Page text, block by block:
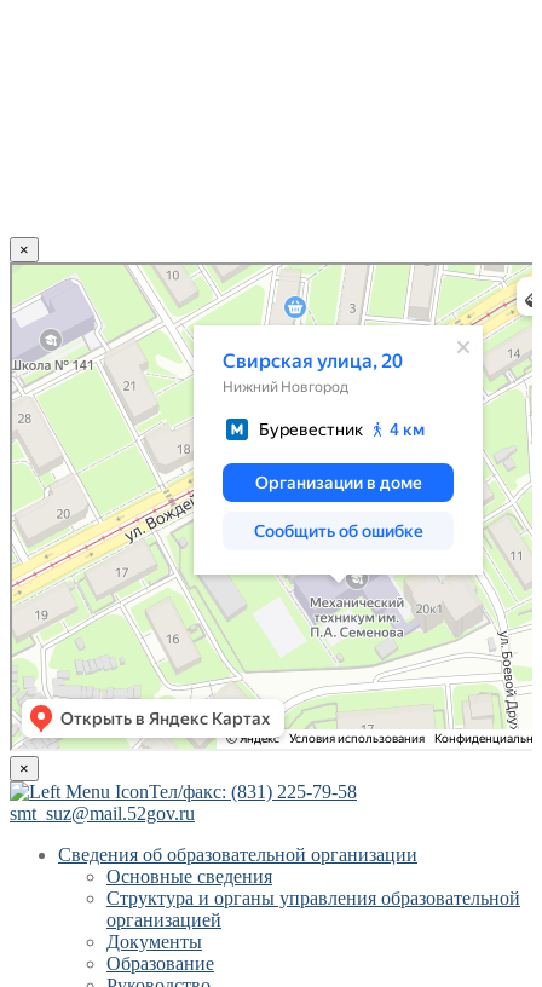
×
Нижний Новгород
Свирская улица, 20 — Яндекс.Карты
×
Тел/факс: (831) 225-79-58
smt_suz@mail.52gov.ru
Сведения об образовательной организации
Основные сведения
Структура и органы управления образовательной
организацией
Документы
Образование